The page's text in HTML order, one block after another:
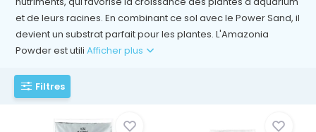
et de leurs racines. En combinant ce sol avec le Power Sand, il
devient un substrat parfait pour les plantes. L'Amazonia
Powder est utiliAfficher plus
Filtres